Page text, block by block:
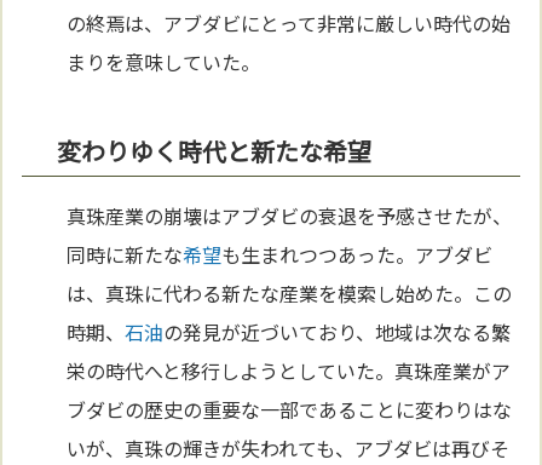
の終焉は、アブダビにとって非常に厳しい時代の始
まりを意味していた。
変わりゆく時代と新たな希望
真珠産業の崩壊はアブダビの衰退を予感させたが、
同時に新たな希望も生まれつつあった。アブダビ
は、真珠に代わる新たな産業を模索し始めた。この
時期、石油の発見が近づいており、地域は次なる繁
栄の時代へと移行しようとしていた。真珠産業がア
ブダビの歴史の重要な一部であることに変わりはな
いが、真珠の輝きが失われても、アブダビは再びそ